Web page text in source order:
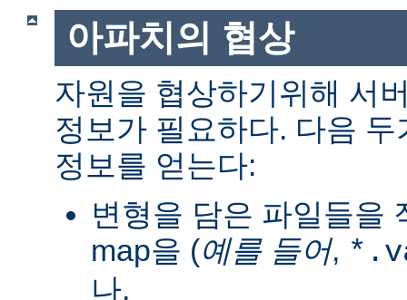
아파치의 협상
자원을 협상하기위해 서
정보가 필요하다. 다음
정보를 얻는다:
변형을 담은 파일들을
map을 (예를 들어,
나,